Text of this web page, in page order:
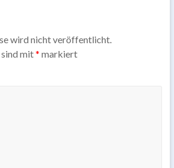
wird nicht veröffentlicht.
mit* markiert